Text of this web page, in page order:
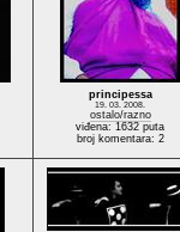
principessa
19. 03. 2008.
ostalo/razno
viđena: 1632 puta
broj komentara: 2